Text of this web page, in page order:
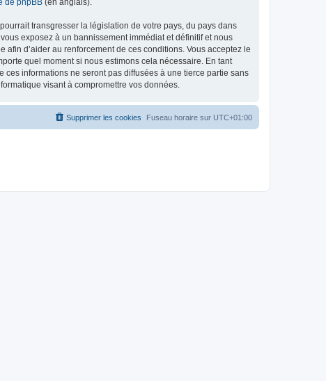
transgresser la législation de votre pays, du pays dans
exposez à un bannissement immédiat et définitif et nous
afin d’aider au renforcement de ces conditions. Vous acceptez le
quel moment si nous estimons cela nécessaire. En tant
informations ne seront pas diffusées à une tierce partie sans
visant à compromettre vos données.
Fuseau horaire sur UTC+01:00
Supprimer les cookies